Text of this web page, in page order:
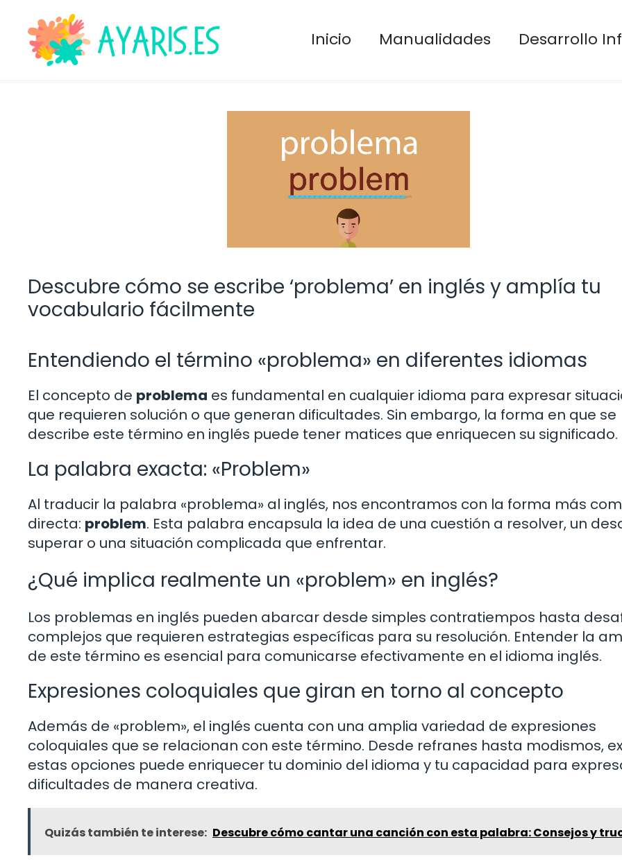
contenido
Inicio Manualidades Desarrollo
Descubre cómo se escribe ‘problema’ en inglés y amplía tu
vocabulario fácilmente
Entendiendo el término «problema» en diferentes idiomas
El concepto de problema es fundamental en cualquier idioma para expresar
que requieren solución o que generan dificultades. Sin embargo, la forma en que se
describe este término en inglés puede tener matices que enriquecen su significado.
La palabra exacta: «Problem»
Al traducir la palabra «problema» al inglés, nos encontramos con la forma más
directa: problem. Esta palabra encapsula la idea de una cuestión a resolver, un
superar o una situación complicada que enfrentar.
¿Qué implica realmente un «problem» en inglés?
Los problemas en inglés pueden abarcar desde simples contratiempos hasta
complejos que requieren estrategias específicas para su resolución. Entender la
de este término es esencial para comunicarse efectivamente en el idioma inglés.
Expresiones coloquiales que giran en torno al concepto
Además de «problem», el inglés cuenta con una amplia variedad de expresiones
coloquiales que se relacionan con este término. Desde refranes hasta modismos,
estas opciones puede enriquecer tu dominio del idioma y tu capacidad para
dificultades de manera creativa.
Quizás también te interese: Descubre cómo cantar una canción con esta palabra: Consejos y